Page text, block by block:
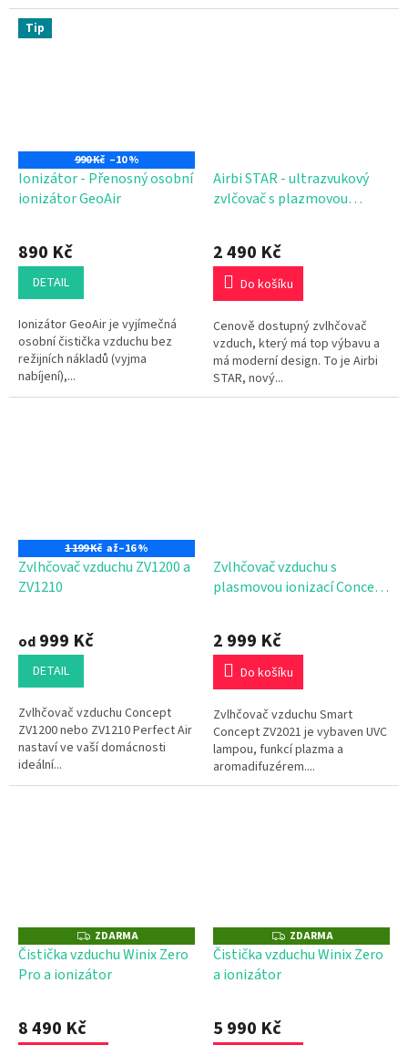
Tip
990 Kč –10 %
Ionizátor - Přenosný osobní
ionizátor GeoAir
hodnocení
produktu
5,0
5
hvězdiček.
890 Kč
DETAIL
Ionizátor GeoAir je vyjímečná
osobní čistička vzduchu bez
režijních nákladů (vyjma
nabíjení),...
Airbi STAR - ultrazvukový
zvlčovač s plazmovou
2 490 Kč
Do košíku
Cenově dostupný zvlhčovač
vzduch, který má top výbavu a
má moderní design. To je Airbi
STAR, nový...
1 199 Kč až–16 %
Zvlhčovač vzduchu ZV1200 a
ZV1210
od 999 Kč
DETAIL
Zvlhčovač vzduchu Concept
ZV1200 nebo ZV1210 Perfect Air
nastaví ve vaší domácnosti
ideální...
Zvlhčovač vzduchu s
plasmovou ionizací Concept
2 999 Kč
Do košíku
Zvlhčovač vzduchu Smart
Concept ZV2021 je vybaven UVC
lampou, funkcí plazma a
aromadifuzérem....
Z
D
A
R
ZDARMA
Čistička vzduchu Winix Zero
Pro a ionizátor
8 490 Kč
Z
D
A
ZDARMA
Čistička vzduchu Winix Zero
a ionizátor
5 990 Kč